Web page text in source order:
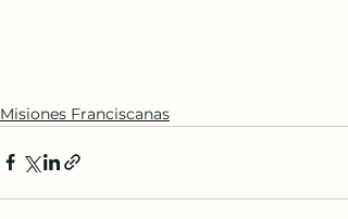
Misiones Franciscanas